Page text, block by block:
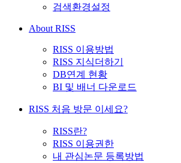
검색환경설정
About RISS
RISS 이용방법
RISS 지식더하기
DB연계 현황
BI 및 배너 다운로드
RISS 처음 방문 이세요?
RISS란?
RISS 이용권한
내 관심논문 등록방법